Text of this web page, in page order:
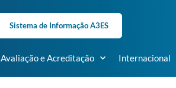
Sistema de Informação A3ES
Avaliação e Acreditação Internacional